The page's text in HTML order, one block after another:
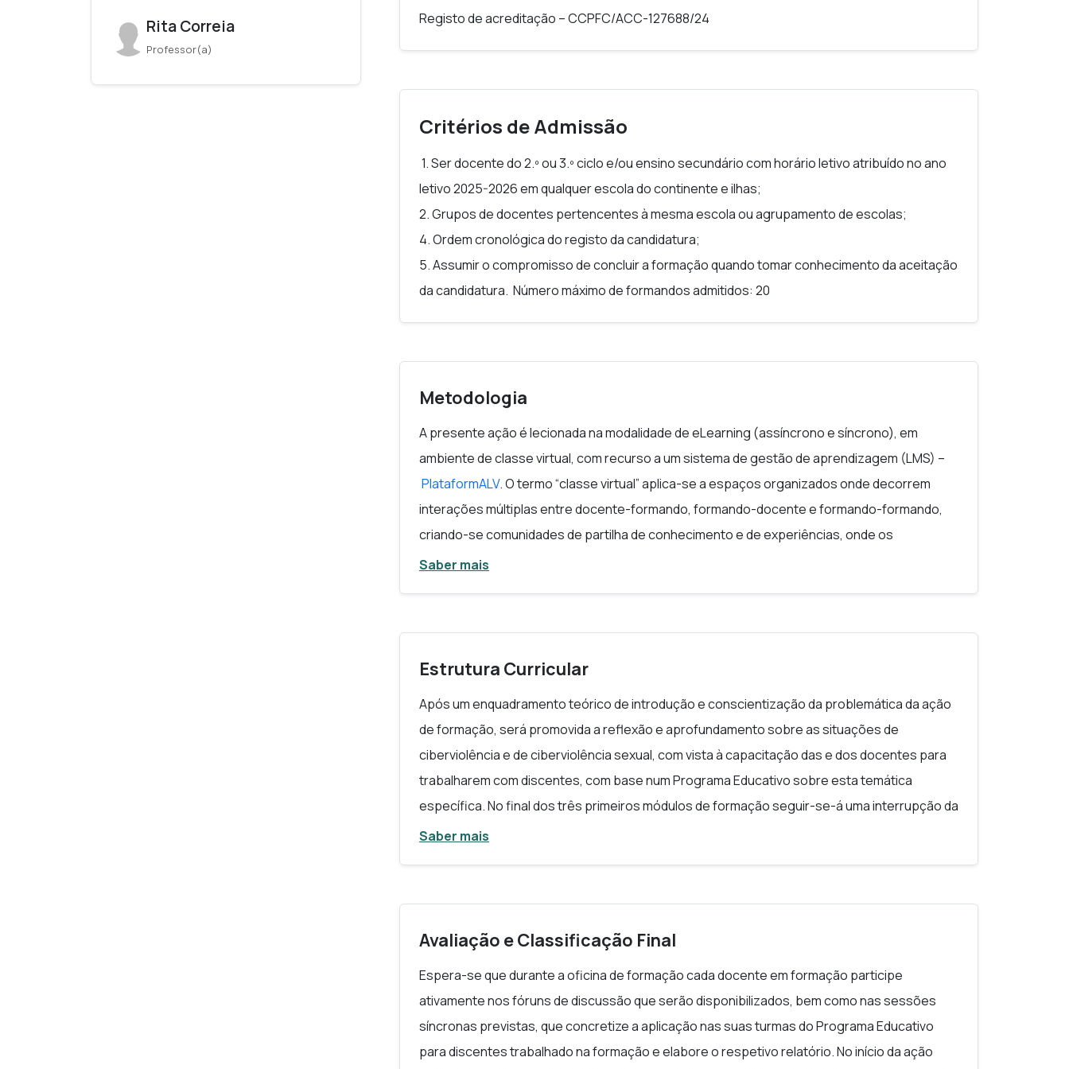
Rita Correia
Professor(a)
Equality da Croácia e financiado pela União Europeia (UE) no âmbito do Programa Cidadãos,
Registo de acreditação – CCPFC/ACC-127688/24
Critérios de Admissão
1. Ser docente do 2.º ou 3.º ciclo e/ou ensino secundário com horário letivo atribuído no ano
letivo 2025-2026 em qualquer escola do continente e ilhas;
2. Grupos de docentes pertencentes à mesma escola ou agrupamento de escolas;
4. Ordem cronológica do registo da candidatura;
5. Assumir o compromisso de concluir a formação quando tomar conhecimento da aceitação
da candidatura. Número máximo de formandos admitidos: 20
Metodologia
A presente ação é lecionada na modalidade de eLearning (assíncrono e síncrono), em
ambiente de classe virtual, com recurso a um sistema de gestão de aprendizagem (LMS) –
PlataformALV. O termo “classe virtual” aplica-se a espaços organizados onde decorrem
interações múltiplas entre docente-formando, formando-docente e formando-formando,
criando-se comunidades de partilha de conhecimento e de experiências, onde os
formandos são incentivados, através dos vários problemas colocados, a realizarem
da aprendizagem colaborativa e pela resolução de problemas.Sendo uma Oficina de
Formação, esta ação tem uma vertente teórica e uma vertente prática de aplicação em
TRABALHO AUTÓNOMO
No trabalho autónomo, a realizar durante 4 semanas, as e os docentes em formação
aplicarão, junto das suas turmas, o Programa Educativo sobre Ciberviolência que será
disponibilizado na formação e trabalhado nas sessões anteriores. Pretende-se que cada
docente, para fins de aplicação, adapte o programa educativo sobre ciberviolência aos
níveis etários e características dos seus grupos-turma, habilitando alunas e alunos com
deste trabalho de aplicação serão partilhados com o grupo de formação nas sessões
seguintes.
Saber mais
Estrutura Curricular
Após um enquadramento teórico de introdução e conscientização da problemática da ação
de formação, será promovida a reflexão e aprofundamento sobre as situações de
ciberviolência e de ciberviolência sexual, com vista à capacitação das e dos docentes para
trabalharem com discentes, com base num Programa Educativo sobre esta temática
específica. No final dos três primeiros módulos de formação seguir-se-á uma interrupção da
oficina de formação durante a qual as e os docentes em formação aplicarão, em trabalho
• Módulo 1(6 horas: 4h assíncronas e 2h síncronas) Conteúdos: Enquadramento teórico
online – causas, características, formas e impacto em rapazes e em raparigas).
• Módulo 2(6 horas: 5h assíncronas e 1h síncrona) Conteúdos: As novas gerações como
agentes de mudança; combater a violência online (diferentes tipos de envolvimento na
violência online, contenção da disseminação e denúncia).
Saber mais
Avaliação e Classificação Final
Espera-se que durante a oficina de formação cada docente em formação participe
ativamente nos fóruns de discussão que serão disponibilizados, bem como nas sessões
síncronas previstas, que concretize a aplicação nas suas turmas do Programa Educativo
para discentes trabalhado na formação e elabore o respetivo relatório. No início da ação